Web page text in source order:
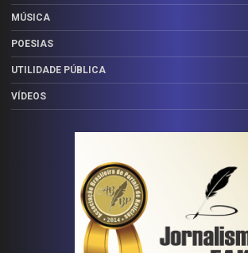
MÚSICA
POESIAS
UTILIDADE PÚBLICA
VÍDEOS